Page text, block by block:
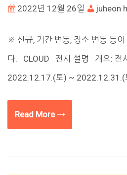
2022년 12월 26일 juheon
※ 신규, 기간 변동, 장소 변동 등이
다. CLOUD 전시 설명 개요: 전
2022.12.17.(토) ~ 2022.12.31.(
Read More →